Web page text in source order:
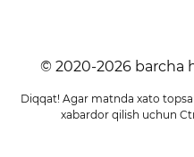
© 2020-2026 barcha
Diqqat! Agar matnda xato
xabardor qilish uchun